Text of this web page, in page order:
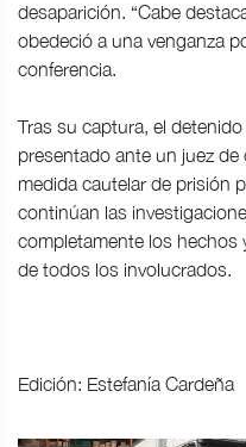
desaparición. “Cabe
obedeció a una venganza
conferencia.
Tras su captura, el
presentado ante un juez
medida cautelar de prisión
continúan las
completamente los hechos
de todos los involucrados.
Edición: Estefanía Cardeña